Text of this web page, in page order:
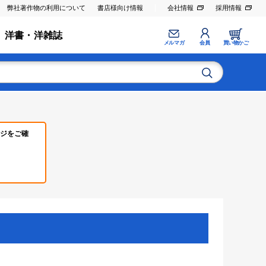
弊社著作物の利用について 書店様向け情報 会社情報 採用情報
洋書・洋雑誌
メルマガ 会員 買い物かご
をご確